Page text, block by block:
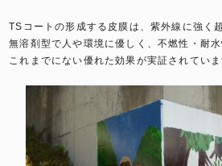
TSコートの形成する皮膜は、紫外線に強く
無溶剤型で人や環境に優しく、不燃性・耐
これまでにない優れた効果が実証されていま